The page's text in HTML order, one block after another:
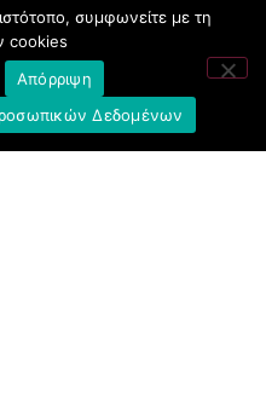
Κοινωνικών
συμφωνείτε με τη
cookies
Απόρριψη
Δεδομένων